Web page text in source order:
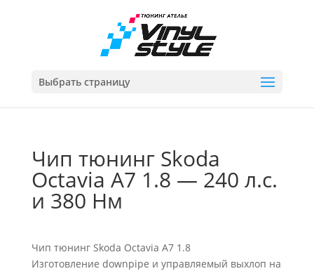
Выбрать страницу
Чип тюнинг Skoda
Octavia A7 1.8 — 240 л.с.
и 380 Нм
Чип тюнинг Skoda Octavia A7 1.8
Изготовление downpipe и управляемый выхлоп на